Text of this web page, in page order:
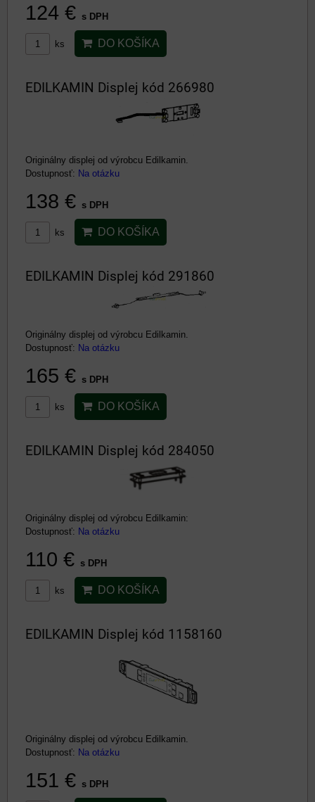
124 € s DPH
ks DO KOŠÍKA
EDILKAMIN Displej kód 266980
Originálny displej od výrobcu Edilkamin.
Dostupnosť: Na otázku
138 € s DPH
ks DO KOŠÍKA
EDILKAMIN Displej kód 291860
Originálny displej od výrobcu Edilkamin.
Dostupnosť: Na otázku
165 € s DPH
ks DO KOŠÍKA
EDILKAMIN Displej kód 284050
Originálny displej od výrobcu Edilkamin:
Dostupnosť: Na otázku
110 € s DPH
ks DO KOŠÍKA
EDILKAMIN Displej kód 1158160
Originálny displej od výrobcu Edilkamin.
Dostupnosť: Na otázku
151 € s DPH